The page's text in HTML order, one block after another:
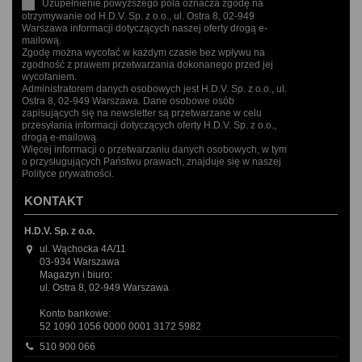
Uzupełnienie powyższego pola oznacza zgodę na
otrzymywanie od H.D.V. Sp. z o.o., ul. Ostra 8, 02-949
Warszawa informacji dotyczących naszej oferty drogą e-
mailową.
Zgodę można wycofać w każdym czasie bez wpływu na
zgodność z prawem przetwarzania dokonanego przed jej
wycofaniem.
Administratorem danych osobowych jest H.D.V. Sp. z o.o., ul.
Ostra 8, 02-949 Warszawa. Dane osobowe osób
zapisujących się na newsletter są przetwarzane w celu
przesyłania informacji dotyczących oferty H.D.V. Sp. z o.o.,
drogą e-mailową.
Więcej informacji o przetwarzaniu danych osobowych, w tym
o przysługujących Państwu prawach, znajduje się w naszej
Polityce prywatności.
KONTAKT
H.D.V. Sp. z o.o.
ul. Wąchocka 4A/11
03-934 Warszawa
Magazyn i biuro:
ul. Ostra 8, 02-949 Warszawa
Konto bankowe:
52 1090 1056 0000 0001 3172 5982
510 900 066